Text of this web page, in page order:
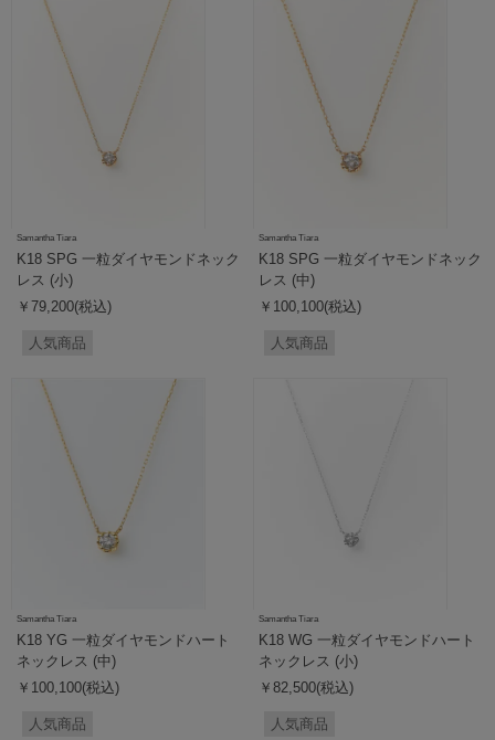
Samantha Tiara
K18 SPG 一粒ダイヤモンドネック
レス (小)
￥79,200(税込)
人気商品
Samantha Tiara
K18 SPG 一粒ダイヤモンドネック
レス (中)
￥100,100(税込)
人気商品
Samantha Tiara
K18 YG 一粒ダイヤモンドハート
ネックレス (中)
￥100,100(税込)
人気商品
Samantha Tiara
K18 WG 一粒ダイヤモンドハート
ネックレス (小)
￥82,500(税込)
人気商品